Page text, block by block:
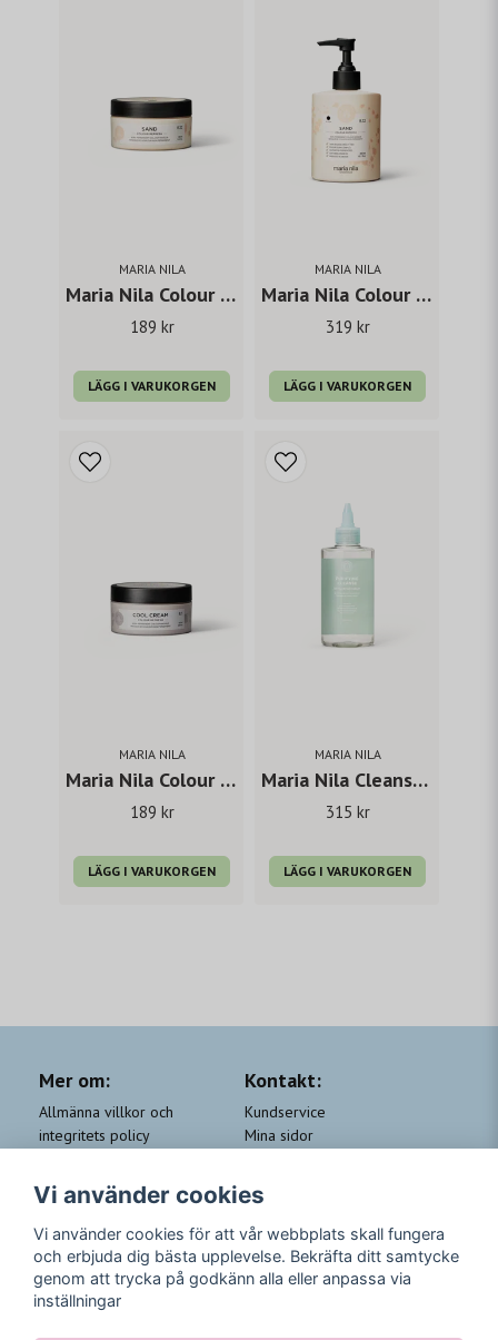
MARIA NILA
Maria Nila Colour Refresh Honey Blonde 100 ml
189 kr
LÄGG I VARUKORGEN
MARIA NILA
Maria Nila Colour Refresh Honey Blonde 300 ml
319 kr
LÄGG I VARUKORGEN
MARIA NILA
Maria Nila Colour Refresh Cool Cream 100 ml
189 kr
LÄGG I VARUKORGEN
MARIA NILA
Maria Nila Cleanse Exfoliating serum 150 ml
315 kr
LÄGG I VARUKORGEN
Mer om:
Allmänna villkor och
integritets policy
QA
Kundklubb Beauty for you
Kontakt:
Kundservice
Mina sidor
Returer
Trygga Betalningar
Följ oss
Instagram
Vi använder cookies
Vi använder cookies för att vår webbplats skall fungera
och erbjuda dig bästa upplevelse. Bekräfta ditt samtycke
genom att trycka på godkänn alla eller anpassa via
inställningar